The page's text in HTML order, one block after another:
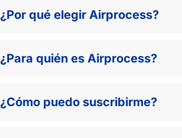
¿Por qué elegir Airprocess?
¿Para quién es Airprocess?
¿Cómo puedo suscribirme?